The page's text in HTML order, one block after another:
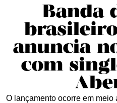
Banda
anuncia
com
O lançamento ocorre em meio